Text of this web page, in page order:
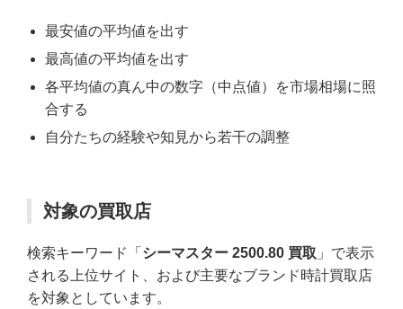
最安値の平均値を出す
最高値の平均値を出す
各平均値の真ん中の数字（中点値）を市場相場に照
合する
自分たちの経験や知見から若干の調整
対象の買取店
検索キーワード「 シーマスター 2500.80 買取 」で表示
される上位サイト、および主要なブランド時計買取店
を対象としています。